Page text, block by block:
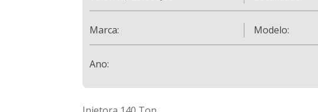
Marca: Modelo:
Ano: